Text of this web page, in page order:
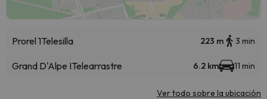
Prorel 1Telesilla 223 m 3 min
Grand D'Alpe ITelearrastre 6.2 km 11 min
Ver todo sobre la ubicación